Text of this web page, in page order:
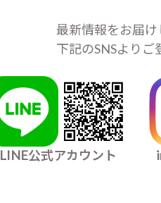
最新情報をお届
下記のSNSより
LINE公式アカウント